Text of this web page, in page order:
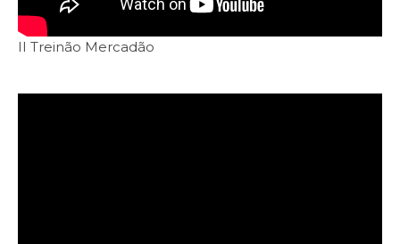
II Treinão Mercadão